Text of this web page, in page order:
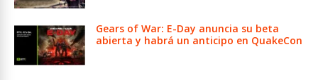
Gears of War: E-Day anuncia su beta
abierta y habrá un anticipo en QuakeCon